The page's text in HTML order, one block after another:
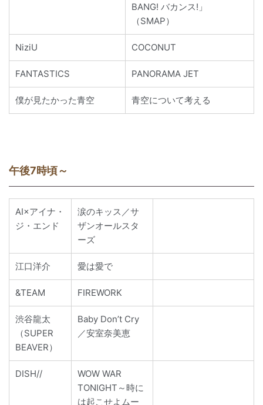
BANG! バカンス!」
（SMAP）
NiziU COCONUT
FANTASTICS PANORAMA JET
僕が見たかった青空 青空について考える
午後7時頃～
AI×アイナ・
ジ・エンド
涙のキッス／サ
ザンオールスタ
ーズ
江口洋介 愛は愛で
&TEAM FIREWORK
渋谷龍太
（SUPER
BEAVER）
Baby Don’t Cry
／安室奈美恵
DISH//
WOW WAR
TONIGHT～時に
は起こせよムー